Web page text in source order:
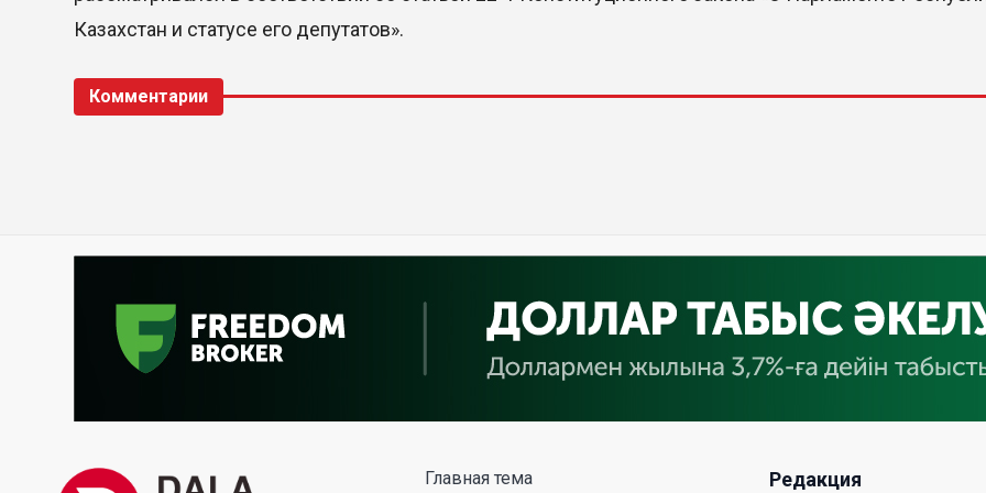
Казахстан и статусе его депутатов».
Комментарии
Главная тема Редакция